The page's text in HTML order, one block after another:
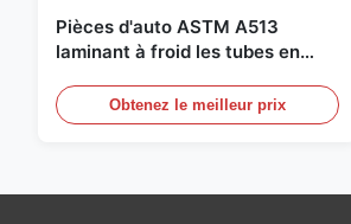
Pièces d'auto ASTM A513
laminant à froid les tubes en
des DOMObtenez le meilleur prix